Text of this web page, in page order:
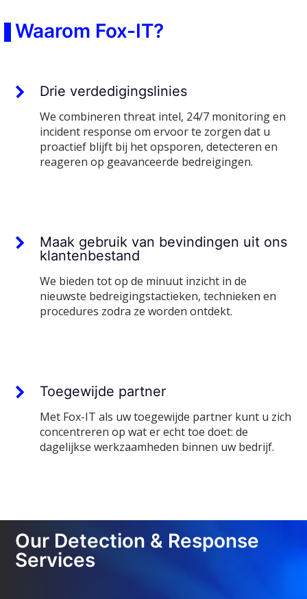
Waarom Fox-IT?
Drie verdedigingslinies
We combineren threat intel, 24/7 monitoring en
incident response om ervoor te zorgen dat u
proactief blijft bij het opsporen, detecteren en
reageren op geavanceerde bedreigingen.
Maak gebruik van bevindingen uit ons
klantenbestand
We bieden tot op de minuut inzicht in de
nieuwste bedreigingstactieken, technieken en
procedures zodra ze worden ontdekt.
Toegewijde partner
Met Fox-IT als uw toegewijde partner kunt u zich
concentreren op wat er echt toe doet: de
dagelijkse werkzaamheden binnen uw bedrijf.
Our Detection & Response
Services